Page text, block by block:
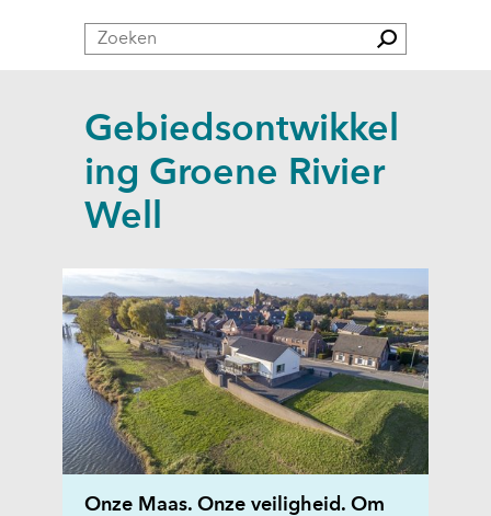
geweigerd.
t
k
p
p
e
Zoeken Zoeken
Gebiedsontwikkel
ing Groene Rivier
Well
Onze Maas. Onze veiligheid. Om